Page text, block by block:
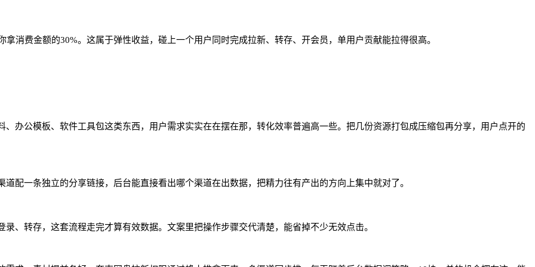
拿消费金额的30%。这属于弹性收益，碰上一个用户同时完成拉新、转存、开会员，单用户贡献能拉得很高。
办公模板、软件工具包这类东西，用户需求实实在在摆在那，转化效率普遍高一些。把几份资源打包成压缩包再分享，用户点开的
配一条独立的分享链接，后台能直接看出哪个渠道在出数据，把精力往有产出的方向上集中就对了。
、转存，这套流程走完才算有效数据。文案里把操作步骤交代清楚，能省掉不少无效点击。